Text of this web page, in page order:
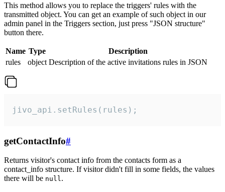
This method allows you to replace the triggers' rules with the
transmitted object. You can get an example of such object in our
admin panel in the Triggers section, just press "JSON structure"
button there.
Name Type
Description
rules
object Description of the active invitations rules in JSON
jivo_api.setRules(rules);
getContactInfo#
Returns visitor's contact info from the contacts form as a
contact_info structure. If visitor didn't fill in some fields, the values
there will be null.